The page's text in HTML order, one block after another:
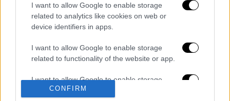
I want to allow Google to enable storage
related to analytics like cookies on web or
device identifiers in apps.
I want to allow Google to enable storage
related to functionality of the website or app.
I want to allow Google to enable storage
related to personalization.
CONFIRM
Δημιούργησαν με AI νέους ιούς μέσα σε
λίγες ώρες - Γιατί προβληματίζονται οι
επιστήμονες
Σαν το τρομακτικό It: 15χρονο ντυμένος
κλόουν μαχαίρωσε μέχρι θανάτου
ηλικιωμένο - Τον κατέγραψε κάμερα
«Πόλεμος» για τους χρόνους των
δρομολογίων: Τα σωματεία απαντούν στις